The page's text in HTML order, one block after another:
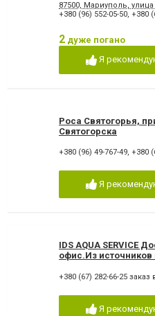
87500, Мариуполь, улица
+380 (96) 552-05-50, +380
2 дуже погано
Я
Роса Святогорья,
Святогорска
+380 (96) 49-767-49, +380
Я
IDS AQUA SERVICE
офис.Из
+380 (67) 282-66-25
Я